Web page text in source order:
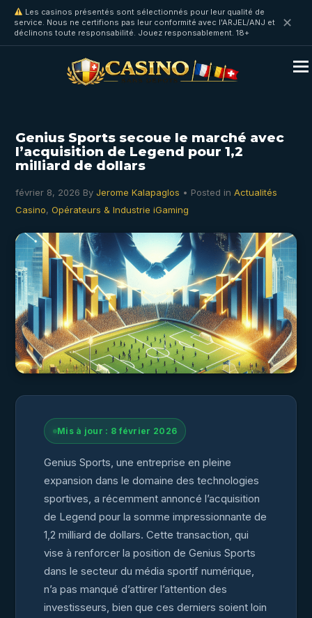
Les casinos présentés sont sélectionnés pour leur qualité de
service. Nous ne certifions pas leur conformité avec l'ARJEL/ANJ et
déclinons toute responsabilité. Jouez responsablement. 18+
✕
Genius Sports secoue le marché avec
l’acquisition de Legend pour 1,2
milliard de dollars
février 8, 2026 By Jerome Kalapaglos • Posted in Actualités
Casino, Opérateurs & Industrie iGaming
Mis à jour : 8 février 2026
Genius Sports, une entreprise en pleine
expansion dans le domaine des technologies
sportives, a récemment annoncé l’acquisition
de Legend pour la somme impressionnante de
1,2 milliard de dollars. Cette transaction, qui
vise à renforcer la position de Genius Sports
dans le secteur du média sportif numérique,
n’a pas manqué d’attirer l’attention des
investisseurs, bien que ces derniers soient loin